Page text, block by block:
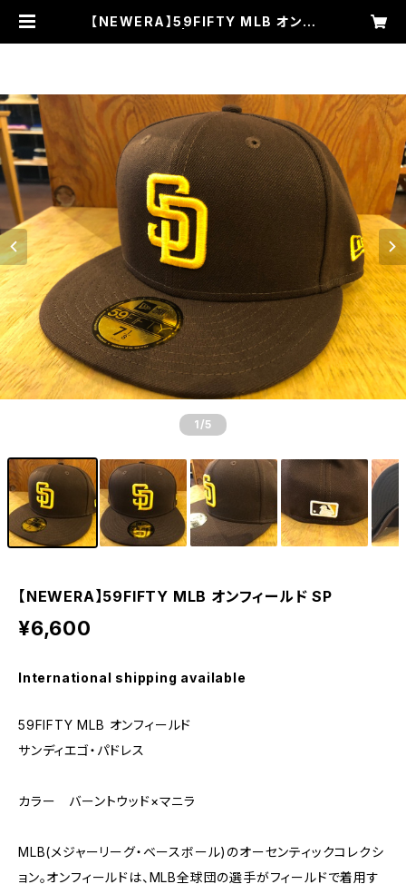
【NEWERA】59FIFTY MLB オンフ
1 /5
【NEWERA】59FIFTY MLB オンフィールド SP
¥6,600
International shipping available
59FIFTY MLB オンフィールド
サンディエゴ・パドレス
カラー バーントウッド×マニラ
MLB(メジャーリーグ・ベースボール)のオーセンティックコレクシ
ョン。オンフィールドは、MLB全球団の選手がフィールドで着用す